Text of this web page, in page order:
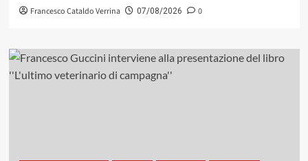
Francesco Cataldo Verrina 07/08/2026 0